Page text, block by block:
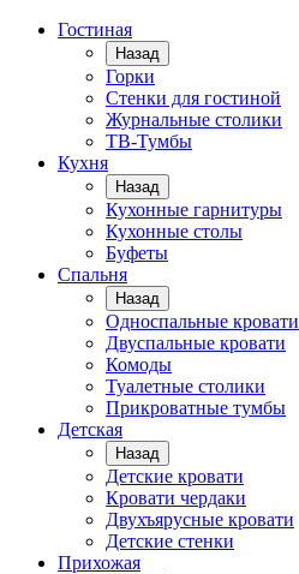
Гостиная
Назад
Горки
Стенки для гостиной
Журнальные столики
TВ-Тумбы
Кухня
Назад
Кухонные гарнитуры
Кухонные столы
Буфеты
Спальня
Назад
Односпальные кровати
Двуспальные кровати
Комоды
Туалетные столики
Прикроватные тумбы
Детская
Назад
Детские кровати
Кровати чердаки
Двухъярусные кровати
Детские стенки
Прихожая